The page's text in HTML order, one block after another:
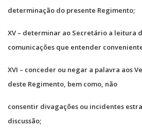
determinação do presente Regimento;
XV – determinar ao Secretário a leitura
comunicações que entender
XVI – conceder ou negar a palavra aos
deste Regimento, bem como, não
consentir divagações ou incidentes
discussão;